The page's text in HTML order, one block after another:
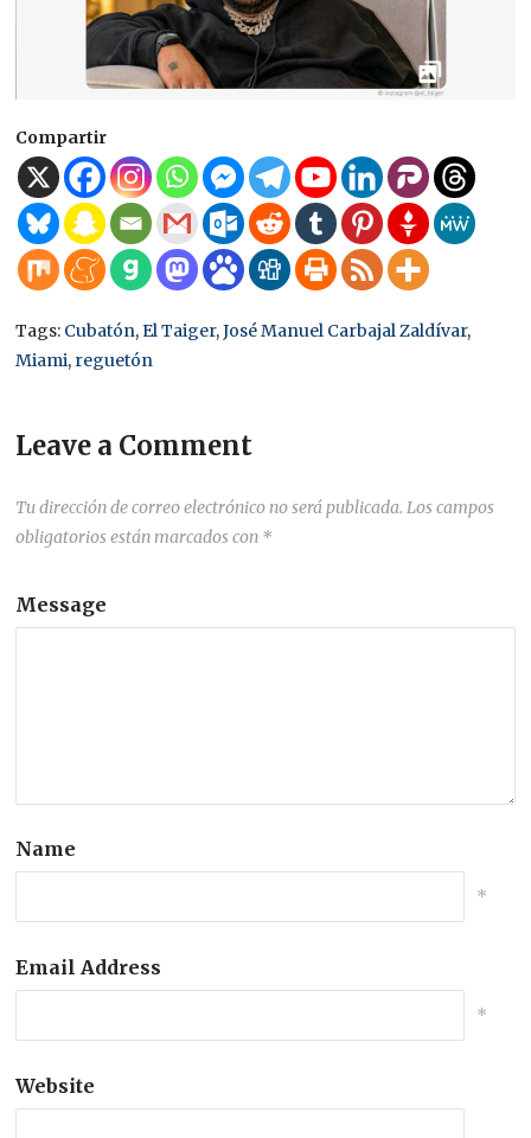
Compartir
Tags: Cubatón,El Taiger,José Manuel Carbajal Zaldívar,
Miami, reguetón
Leave a Comment
Tu dirección de correo electrónico no será publicada. Los campos
obligatorios están marcados con *
Message
Name
*
Email Address
*
Website